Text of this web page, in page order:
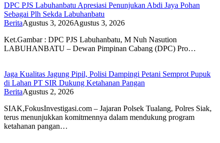
DPC PJS Labuhanbatu Apresiasi Penunjukan Abdi Jaya Pohan
Sebagai Plh Sekda Labuhanbatu
BeritaAgustus 3, 2026Agustus 3, 2026
Ket.Gambar : DPC PJS Labuhanbatu, M Nuh Nasution
LABUHANBATU – Dewan Pimpinan Cabang (DPC) Pro…
Jaga Kualitas Jagung Pipil, Polisi Dampingi Petani Semprot Pupuk
di Lahan PT SIR Dukung Ketahanan Pangan
BeritaAgustus 2, 2026
SIAK,FokusInvestigasi.com – Jajaran Polsek Tualang, Polres Siak,
terus menunjukkan komitmennya dalam mendukung program
ketahanan pangan…